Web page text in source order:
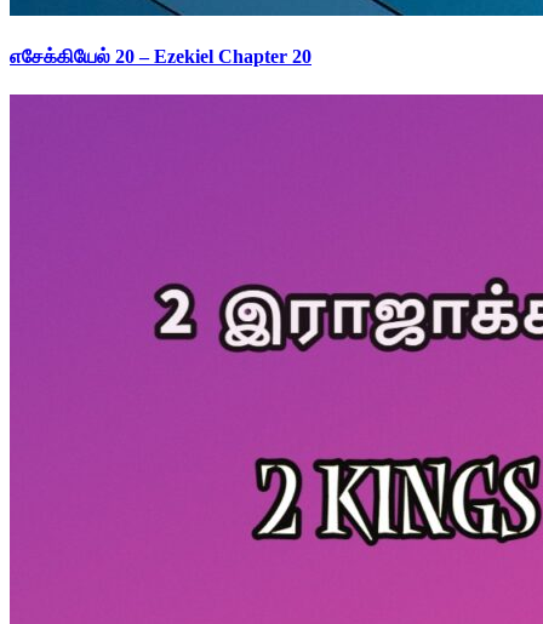
எசேக்கியேல் 20 – Ezekiel Chapter 20